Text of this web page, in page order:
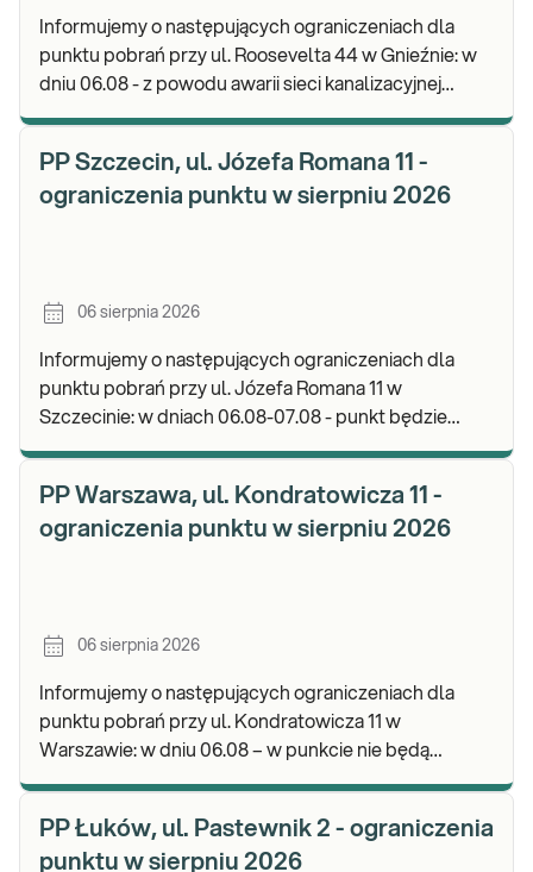
Informujemy o następujących ograniczeniach dla
punktu pobrań przy ul. Roosevelta 44 w Gnieźnie: w
dniu 06.08 - z powodu awarii sieci kanalizacyjnej
PP Szczecin, ul. Józefa Romana 11 -
ograniczenia punktu w sierpniu 2026
06 sierpnia 2026
Informujemy o następujących ograniczeniach dla
punktu pobrań przy ul. Józefa Romana 11 w
Szczecinie: w dniach 06.08-07.08 - punkt będzie
PP Warszawa, ul. Kondratowicza 11 -
ograniczenia punktu w sierpniu 2026
06 sierpnia 2026
Informujemy o następujących ograniczeniach dla
punktu pobrań przy ul. Kondratowicza 11 w
Warszawie: w dniu 06.08 – w punkcie nie będą
PP Łuków, ul. Pastewnik 2 - ograniczenia
punktu w sierpniu 2026